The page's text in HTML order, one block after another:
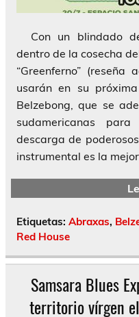
Con un blindado
dentro de la cosecha
“Greenferno”
usarán en su
Belzebong, que se
sudamericanas
descarga de
instrumental es la
Etiquetas: Abraxas,
Red House
Samsara Blues
territorio vírgen